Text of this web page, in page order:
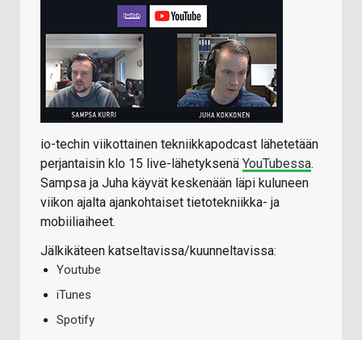
io-techin viikottainen tekniikkapodcast lähetetään
perjantaisin klo 15 live-lähetyksenä YouTubessa.
Sampsa ja Juha käyvät keskenään läpi kuluneen
viikon ajalta ajankohtaiset tietotekniikka- ja
mobiiliaiheet.
Jälkikäteen katseltavissa/kuunneltavissa:
Youtube
iTunes
Spotify